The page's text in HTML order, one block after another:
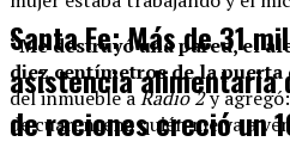
“Me destruyó una pared, el
diez centímetros de la puerta
del inmueble aRadio 2y
de cuarentena quién me va a
Santa Fe: Más de 31
asistencia alimentaria
de raciones creció un